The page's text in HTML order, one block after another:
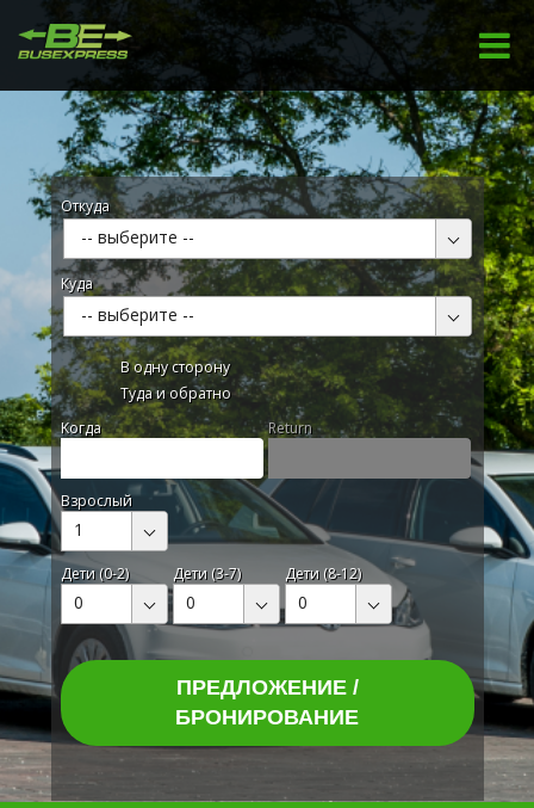
Откуда
-- выберите --
Куда
-- выберите --
В одну сторону
Туда и обратно
Kогда
Return
Взрослый
1
Дети (0-2)
0
Дети (3-7)
0
Дети (8-12)
0
ПРЕДЛОЖЕНИЕ /
БРОНИРОВАНИЕ